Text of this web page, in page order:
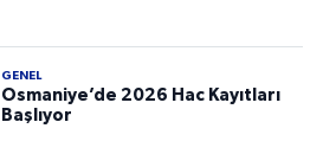
GENEL
Osmaniye’de 2026 Hac Kayıtları
Başlıyor